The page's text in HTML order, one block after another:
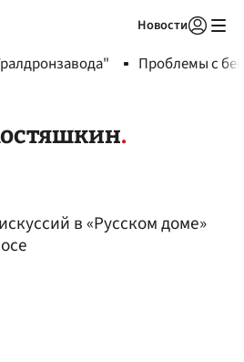
Новости
Проблемы с
в «Русском доме»